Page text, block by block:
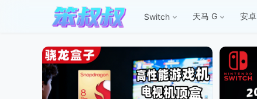
Switch 天马 G 安卓